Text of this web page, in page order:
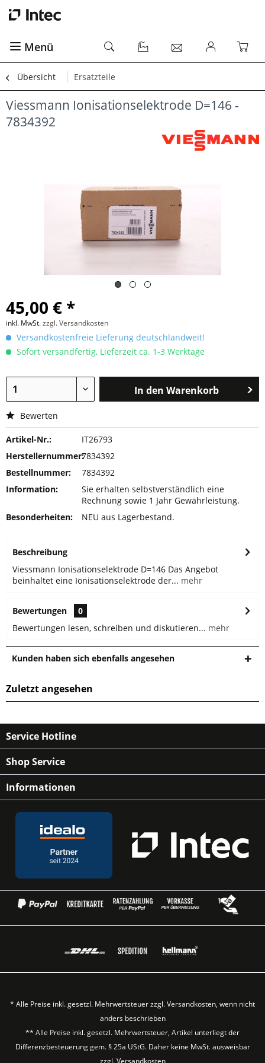
Menü
Übersicht Ersatzteile
Viessmann Ionisationselektrode D=146 -
7834392
45,00 € *
inkl. MwSt.zzgl. Versandkosten
Versandkostenfreie Lieferung deutschlandweit!
Sofort versandfertig, Lieferzeit ca. 1-3 Werktage
In den Warenkorb
Bewerten
Artikel-Nr.:
IT26793
Herstellernummer:7834392
Bestellnummer:
7834392
Information:
Sie erhalten selbstverständlich eine
Rechnung sowie 1 Jahr Gewährleistung.
Besonderheiten:
NEU aus Lagerbestand.
Beschreibung
Viessmann Ionisationselektrode D=146 Das Angebot
beinhaltet eine Ionisationselektrode der... mehr
Bewertungen
0
Bewertungen lesen, schreiben und diskutieren... mehr
Kunden haben sich ebenfalls angesehen
Zuletzt angesehen
Service Hotline
Shop Service
Informationen
* Alle Preise inkl. gesetzl. Mehrwertsteuer zzgl.Versandkosten, wenn nicht
anders beschrieben
** Alle Preise inkl. gesetzl. Mehrwertsteuer, Artikel unterliegt der
Differenzbesteuerung gem. § 25a UStG. Daher keine MwSt. ausweisbar